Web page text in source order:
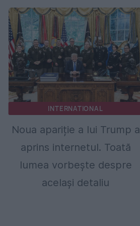
INTERNATIONAL
Noua apariție a lui Trump a
aprins internetul. Toată
lumea vorbește despre
același detaliu